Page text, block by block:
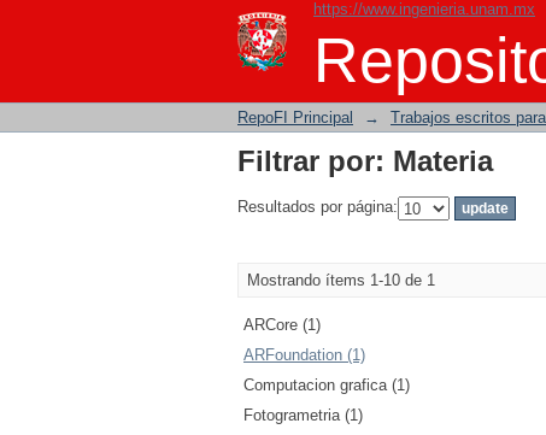
https://www.ingenieria.unam.mx
Filtrar por: Materia
RepoFI Principal → Trabajos escritos
Filtrar por: Materia
Resultados por página:
Mostrando ítems 1-10 de 1
ARCore (1)
ARFoundation (1)
Computacion grafica (1)
Fotogrametria (1)